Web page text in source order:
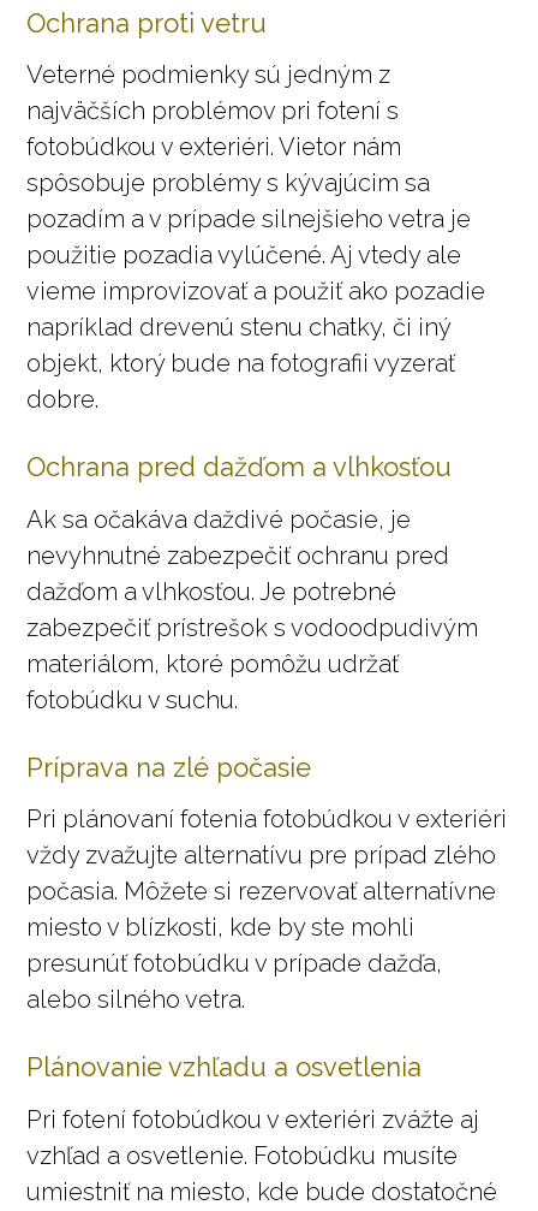
Ochrana proti vetru
Veterné podmienky sú jedným z
najväčších problémov pri fotení s
fotobúdkou v exteriéri. Vietor nám
spôsobuje problémy s kývajúcim sa
pozadím a v prípade silnejšieho vetra je
použitie pozadia vylúčené. Aj vtedy ale
vieme improvizovať a použiť ako pozadie
napríklad drevenú stenu chatky, či iný
objekt, ktorý bude na fotografii vyzerať
dobre.
Ochrana pred dažďom a vlhkosťou
Ak sa očakáva daždivé počasie, je
nevyhnutné zabezpečiť ochranu pred
dažďom a vlhkosťou. Je potrebné
zabezpečiť prístrešok s vodoodpudivým
materiálom, ktoré pomôžu udržať
fotobúdku v suchu.
Príprava na zlé počasie
Pri plánovaní fotenia fotobúdkou v exteriéri
vždy zvažujte alternatívu pre prípad zlého
počasia. Môžete si rezervovať alternatívne
miesto v blízkosti, kde by ste mohli
presunúť fotobúdku v prípade dažďa,
alebo silného vetra.
Plánovanie vzhľadu a osvetlenia
Pri fotení fotobúdkou v exteriéri zvážte aj
vzhľad a osvetlenie. Fotobúdku musíte
umiestniť na miesto, kde bude dostatočné